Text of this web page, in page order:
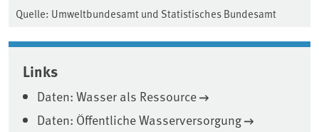
Quelle: Umweltbundesamt und Statistisches Bundesamt
Associated content
Links
Daten: Wasser als Ressource
Daten: Öffentliche Wasserversorgung